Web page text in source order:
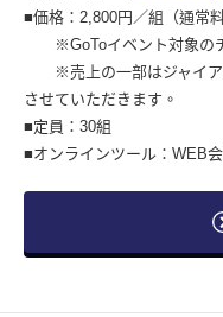
■価格：2,800円／組（通常
※GoToイベント対象のチ
※売上の一部はジャイア
させていただきます。
■定員：30組
■オンラインツール：WEB